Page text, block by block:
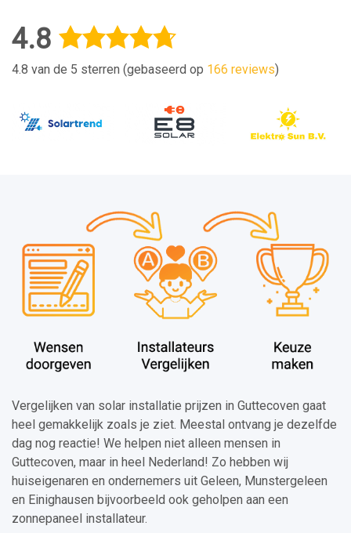
4.8
4.8 van de 5 sterren (gebaseerd op 166 reviews)
Vergelijken van solar installatie prijzen in Guttecoven gaat
heel gemakkelijk zoals je ziet. Meestal ontvang je dezelfde
dag nog reactie! We helpen niet alleen mensen in
Guttecoven, maar in heel Nederland! Zo hebben wij
huiseigenaren en ondernemers uit Geleen, Munstergeleen
en Einighausen bijvoorbeeld ook geholpen aan een
zonnepaneel installateur.